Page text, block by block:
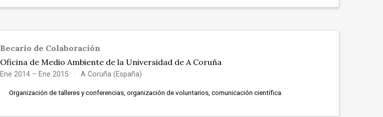
Becario de Colaboración
Oficina de Medio Ambiente de la Universidad de A Coruña
Ene 2014 – Ene 2015 A Coruña (España)
Organización de talleres y conferencias, organización de voluntarios, comunicación científica.